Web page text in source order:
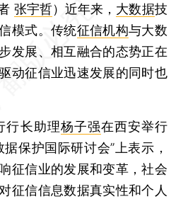
张宇哲） 近年来， 大数据技
模式。传统征信机构与大数
发展、相互融合的态势正在
动征信业迅速发展的同时也
长助理杨子强在西安举行
保护国际研讨会”上表示，
征信业的发展和变革，社会
征信信息数据真实性和个人